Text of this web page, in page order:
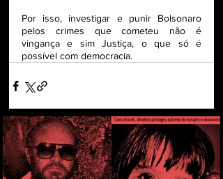
Por isso, investigar e punir Bolsonaro
pelos crimes que cometeu não é
vingança e sim Justiça, o que só é
possível com democracia.